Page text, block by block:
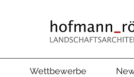
Wettbewerbe